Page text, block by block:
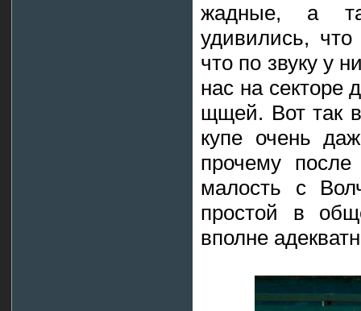
жадные, а
удивились,
что по звуку у
нас на секторе
щщей. Вот так
купе очень
прочему
малость с
простой в
вполне